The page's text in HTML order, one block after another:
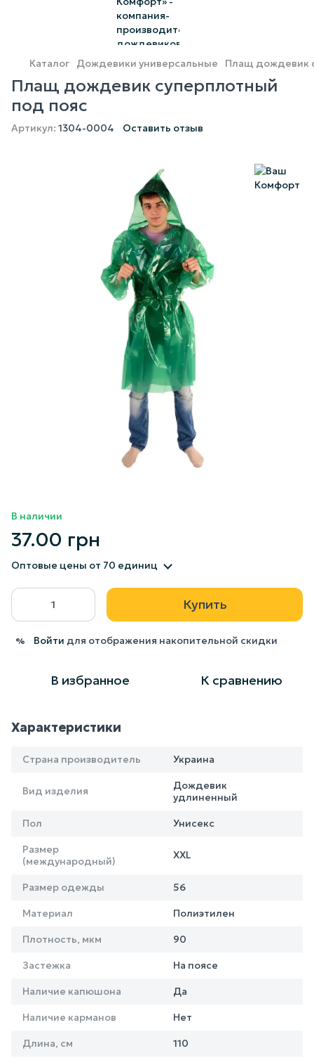
Каталог Дождевики универсальные Плащ дождевик
Плащ дождевик суперплотный
под пояс
Артикул: 1304-0004 Оставить отзыв
В наличии
37.00 грн
Оптовые цены от 70 единиц
Купить
% Войти для отображения накопительной скидки
В избранное К сравнению
Характеристики
Страна производитель Украина
Вид изделия
Дождевик
удлиненный
Пол Унисекс
Размер
(международный)
XXL
Размер одежды 56
Материал Полиэтилен
Плотность, мкм 90
Застежка На поясе
Наличие капюшона Да
Наличие карманов Нет
Длина, см 110